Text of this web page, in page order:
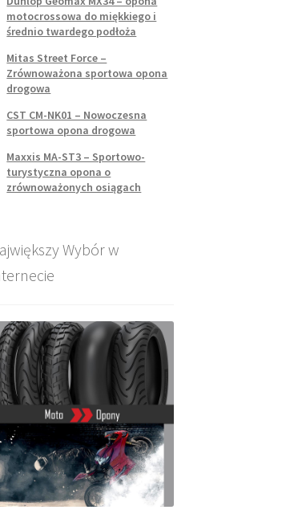
motocrossowa do miękkiego i
średnio twardego podłoża
Mitas Street Force –
Zrównoważona sportowa opona
drogowa
CST CM-NK01 – Nowoczesna
sportowa opona drogowa
Maxxis MA-ST3 – Sportowo-
turystyczna opona o
zrównoważonych osiągach
Wybór w